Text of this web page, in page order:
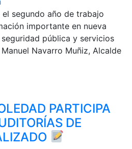
segundo año de trabajo
importante en nueva
pública y servicios
Navarro Muñiz, Alcalde
PARTICIPA
DE